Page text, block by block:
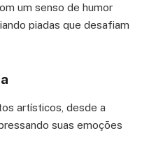
um senso de humor
piadas que desafiam
artísticos, desde a
suas emoções